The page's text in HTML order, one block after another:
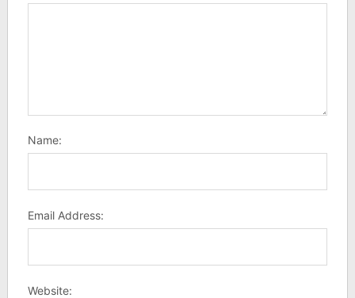
Name:
Email Address:
Website: